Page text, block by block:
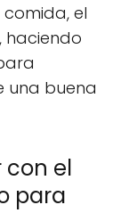
el
haciendo
una buena
el
para